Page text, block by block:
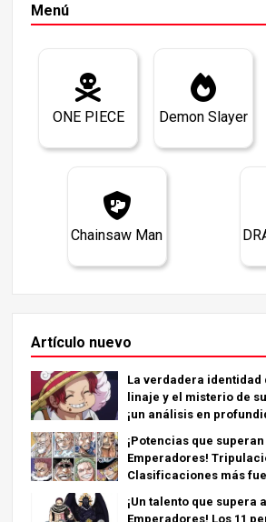
Menú
ONE PIECE Demon Slayer
Chainsaw Man
Artículo nuevo
La verdadera identidad
linaje y el misterio de
¡un análisis en
¡Potencias que
Emperadores!
Clasificaciones más
¡Un talento que supera
Emperadores! Los 11